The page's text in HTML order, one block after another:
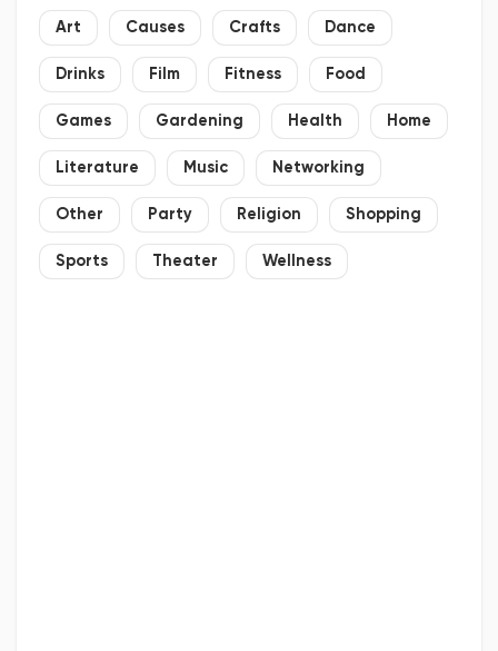
Art Causes Crafts Dance
Drinks Film Fitness Food
Games Gardening Health Home
Literature Music Networking
Other Party Religion Shopping
Sports Theater Wellness